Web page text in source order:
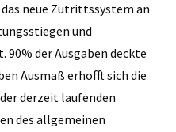
neue Zutrittssystem an
und
der Ausgaben deckte
Ausmaß erhofft sich die
derzeit laufenden
des allgemeinen